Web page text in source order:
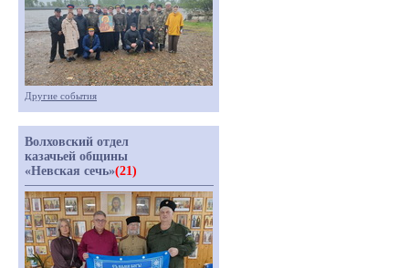
Другие события
Волховский отдел
казачьей общины
«Невская сечь»(21)